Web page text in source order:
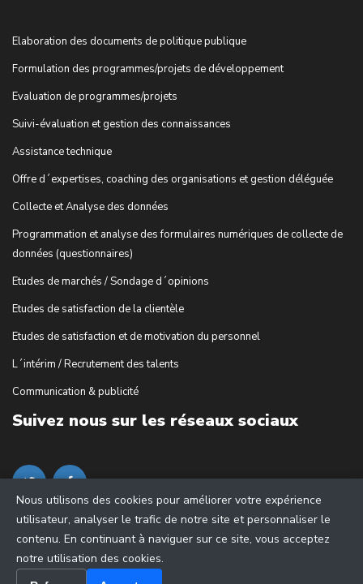
Elaboration des documents de politique publique
Formulation des programmes/projets de développement
Evaluation de programmes/projets
Suivi-évaluation et gestion des connaissances
Assistance technique
Offre d´expertises, coaching des organisations et gestion déléguée
Collecte et Analyse des données
Programmation et analyse des formulaires numériques de collecte de
données (questionnaires)
Etudes de marchés / Sondage d´opinions
Etudes de satisfaction de la clientèle
Etudes de satisfaction et de motivation du personnel
L´intérim / Recrutement des talents
Communication & publicité
Suivez nous sur les réseaux sociaux
Nous utilisons des cookies pour améliorer votre expérience
utilisateur, analyser le trafic de notre site et personnaliser le
contenu. En continuant à naviguer sur ce site, vous acceptez
notre utilisation des cookies.